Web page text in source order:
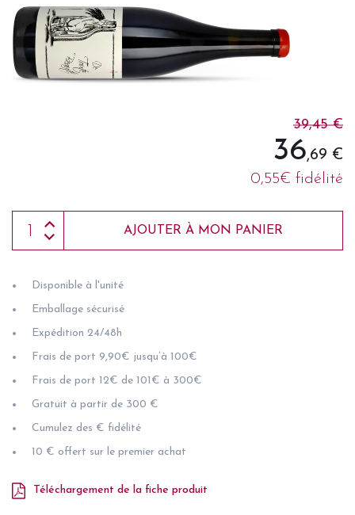
39,45 €
36,69 €
0,55€ fidélité
AJOUTER À MON PANIER
Disponible à l'unité
Emballage sécurisé
Expédition 24/48h
Frais de port 9,90€ jusqu’à 100€
Frais de port 12€ de 101€ à 300€
Gratuit à partir de 300 €
Cumulez des € fidélité
10 € offert sur le premier achat
Téléchargement de la fiche produit